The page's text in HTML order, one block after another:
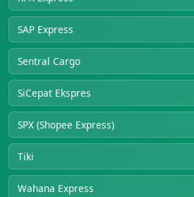
SAP Express
Sentral Cargo
SiCepat Ekspres
SPX (Shopee Express)
Tiki
Wahana Express